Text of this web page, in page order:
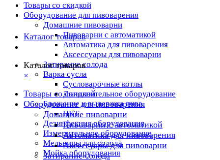
Товары со скидкой
Оборудование для пивоварения
Домашние пивоварни
Пивоварни с автоматикой
Автоматика для пивоварения
Аксессуары для пивоварни
Затирание солода
Варка сусла
Cусловарочные котлы
Дополнительное оборудование
Брожение и выдержка пива
ЦКТ
Дезинфекция оборудования
Измерительное оборудование
Мельницы для солода
Мойка оборудования
Каталог товаров
Каталог товаров
×
Товары со скидкой
Оборудование для пивоварения
Домашние пивоварни
Пивоварни с автоматикой
Автоматика для пивоварения
Аксессуары для пивоварни
Затирание солода